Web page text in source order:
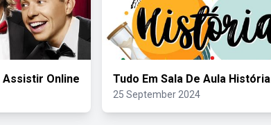
Assistir Online Tudo Em Sala De Aula História
25 September 2024